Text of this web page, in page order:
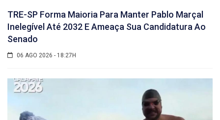
TRE-SP Forma Maioria Para Manter Pablo Marçal
Inelegível Até 2032 E Ameaça Sua Candidatura Ao
Senado
06 AGO 2026 - 18:27H